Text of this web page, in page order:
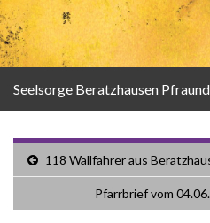
Seelsorge Beratzhausen
118 Wallfahrer aus
Pfarrbrief vom